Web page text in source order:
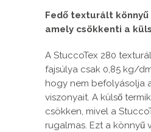
Fedő texturált könnyű
amely csökkenti a
A StuccoTex 280
fajsúlya csak 0,85 kg/
hogy nem befolyásolja
viszonyait. A külső
csökken, mivel a
rugalmas. Ezt a könnyű